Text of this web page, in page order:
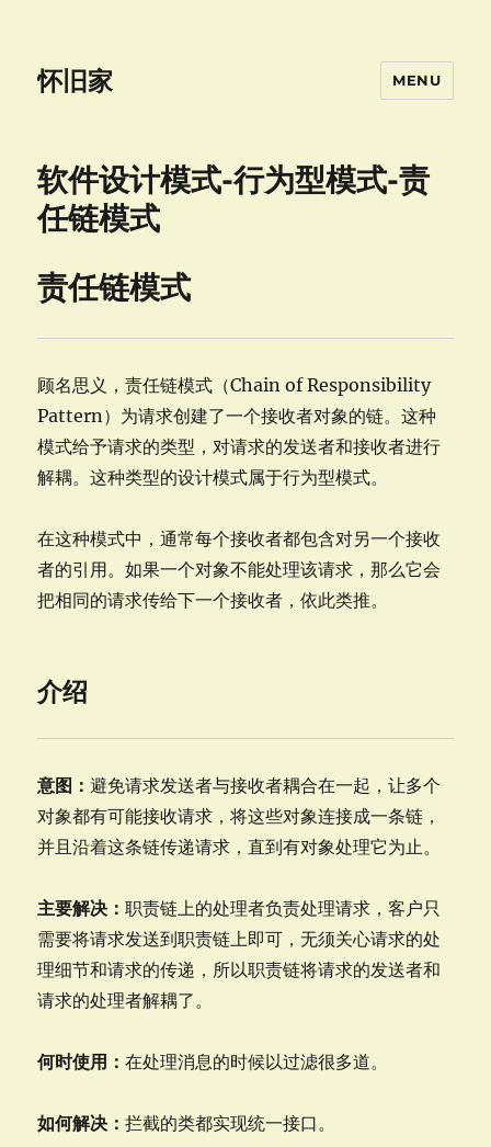
怀旧家 MENU
软件设计模式-行为型模式-责
任链模式
责任链模式
顾名思义，责任链模式（Chain of Responsibility
Pattern）为请求创建了一个接收者对象的链。这种
模式给予请求的类型，对请求的发送者和接收者进行
解耦。这种类型的设计模式属于行为型模式。
在这种模式中，通常每个接收者都包含对另一个接收
者的引用。如果一个对象不能处理该请求，那么它会
把相同的请求传给下一个接收者，依此类推。
介绍
意图：避免请求发送者与接收者耦合在一起，让多个
对象都有可能接收请求，将这些对象连接成一条链，
并且沿着这条链传递请求，直到有对象处理它为止。
主要解决：职责链上的处理者负责处理请求，客户只
需要将请求发送到职责链上即可，无须关心请求的处
理细节和请求的传递，所以职责链将请求的发送者和
请求的处理者解耦了。
何时使用：在处理消息的时候以过滤很多道。
如何解决：拦截的类都实现统一接口。